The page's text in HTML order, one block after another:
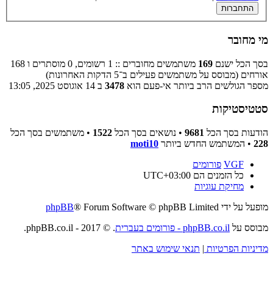
מי מחובר
בסך הכל ישנם 169
משתמשים מחוברים :: 1 רשומים, 0 מוסתרים ו 168
אורחים (מבוסס על משתמשים פעילים ב־5 הדקות האחרונות)
מספר הגולשים הרב ביותר אי-פעם הוא 3478 ב 14 אוגוסט 2025, 13:05
סטטיסטיקות
הודעות בסך הכל 9681 • נושאים בסך הכל 1522 • משתמשים בסך הכל
228 • המשתמש החדש ביותר moti10
VGF פורומים
כל הזמנים הם UTC+03:00
מחיקת עוגיות
מופעל על ידי
phpBB® Forum Software © phpBB Limited
מבוסס על phpBB.co.il - פורומים בעברית
. © 2017 - phpBB.co.il.
מדיניות הפרטיות | תנאי שימוש באתר